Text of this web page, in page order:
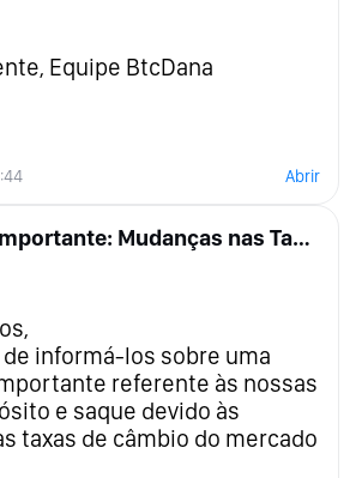
Equipe BtcDana
Abrir
Atualização Importante: Mudanças nas Taxas de Depósito e Saque
informá-los sobre uma
referente às nossas
e saque devido às
taxas de câmbio do mercado